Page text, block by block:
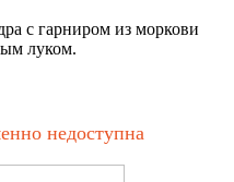
с гарниром из моркови
луком.
недоступна